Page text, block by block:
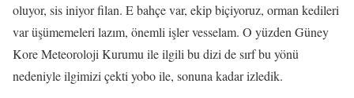
oluyor, sis iniyor filan. E bahçe var, ekip biçiyoruz, orman kedileri
var üşümemeleri lazım, önemli işler vesselam. O yüzden Güney
Kore Meteoroloji Kurumu ile ilgili bu dizi de sırf bu yönü
nedeniyle ilgimizi çekti yobo ile, sonuna kadar izledik.